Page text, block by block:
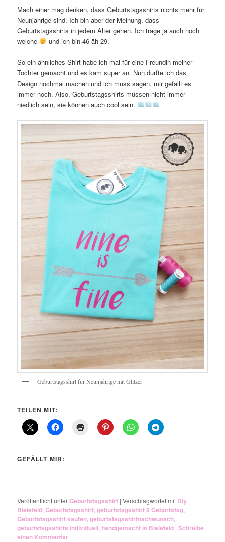
Mach einer mag denken, dass Geburtstagsshirts nichts mehr für
Neunjährige sind. Ich bin aber der Meinung, dass
Geburtstagsshirts in jedem Alter gehen. Ich trage ja auch noch
welche
und ich bin 46 äh 29.
So ein ähnliches Shirt habe ich mal für eine Freundin meiner
Tochter gemacht und es kam super an. Nun durfte ich das
Design nochmal machen und ich muss sagen, mir gefällt es
immer noch. Also, Geburtstagsshirts müssen nicht immer
niedlich sein, sie können auch cool sein.
Geburtstagsshirt für Neunjährige mit Glitzer
TEILEN MIT:
GEFÄLLT MIR:
Veröffentlicht unterGeburtstagsshirt |Verschlagwortet mit Diy
Bielefeld,Geburtstagsshirt,geburtstagsshirt 9 Geburtstag,
Geburtstagsshirt kaufen,geburtstagsshirtnachwunsch,
geburtstagsshirts individuell, handgemacht in Bielefeld |Schreibe
einen Kommentar